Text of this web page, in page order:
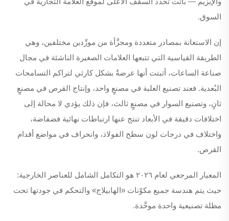
السوق.
إن الاستعانة بمصادر متعددة ومجزَّأة من مورِّدين مختلفين، وهي
الطريقة القياسية التي تتبعها العلامات الصغيرة الناشئة في مجال
صناعة الساعات، أثبتت أنها عرضةٌ بشكل كارثي لتراكم التسامحات
البُعدية. فعند تصنيع العلبة في مصنعٍ واحد، وإنتاج القرص في مصنعٍ
ثانٍ، وتصنيع السوار في مصنعٍ ثالث، فإن ذلك يؤدي لا محالة إلى
اختلافات دقيقة في الأبعاد تنتج عنها ارتباطات نهائية فضفاضة،
واختلاف في درجات لون سطح الفولاذ، وانحراف في مواضع أقدام
القرص.
المعيار المرجعي لعام ٢٠٢٦ هو التكامل الشامل للعناصر الخارجية:
حيث يتم هندسة جميع مكوّنات «الهابيلاج» والتحكم في جودتها تحت
مظلة تصنيعية واحدة موحَّدة.